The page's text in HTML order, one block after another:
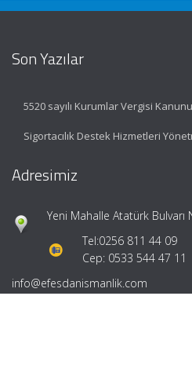
Son Yazılar
5520 sayılı Kurumlar Vergisi
Sigortacılık Destek Hizmetleri
Adresimiz
Yeni Mahalle Atatürk
Tel:0256 811 44 09
Cep: 0533 544 47 11
info@efesdanismanlik.com